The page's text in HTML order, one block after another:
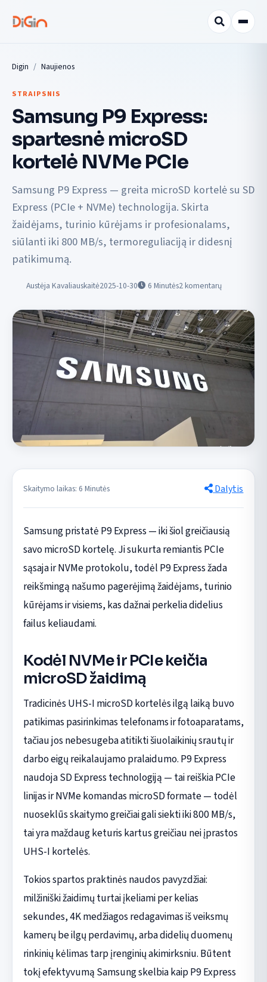
Digin Naujienos
STRAIPSNIS
Samsung P9 Express:
spartesnė microSD
kortelė NVMe PCIe
Samsung P9 Express — greita microSD kortelė su SD
Express (PCIe + NVMe) technologija. Skirta
žaidėjams, turinio kūrėjams ir profesionalams,
siūlanti iki 800 MB/s, termoreguliaciją ir didesnį
patikimumą.
Austėja Kavaliauskaitė2025-10-30 6 Minutės2 komentarų
Skaitymo laikas: 6 Minutės Dalytis
Samsung pristatė P9 Express — iki šiol greičiausią
savo microSD kortelę. Ji sukurta remiantis PCIe
sąsaja ir NVMe protokolu, todėl P9 Express žada
reikšmingą našumo pagerėjimą žaidėjams, turinio
kūrėjams ir visiems, kas dažnai perkelia didelius
failus keliaudami.
Kodėl NVMe ir PCIe keičia
microSD žaidimą
Tradicinės UHS-I microSD kortelės ilgą laiką buvo
patikimas pasirinkimas telefonams ir fotoaparatams,
tačiau jos nebesugeba atitikti šiuolaikinių srautų ir
darbo eigų reikalaujamo pralaidumo. P9 Express
naudoja SD Express technologiją — tai reiškia PCIe
linijas ir NVMe komandas microSD formate — todėl
nuoseklūs skaitymo greičiai gali siekti iki 800 MB/s,
tai yra maždaug keturis kartus greičiau nei įprastos
UHS-I kortelės.
Tokios spartos praktinės naudos pavyzdžiai:
milžiniški žaidimų turtai įkeliami per kelias
sekundes, 4K medžiagos redagavimas iš veiksmų
kamerų be ilgų perdavimų, arba didelių duomenų
rinkinių kėlimas tarp įrenginių akimirksniu. Būtent
tokį efektyvumą Samsung skelbia kaip P9 Express